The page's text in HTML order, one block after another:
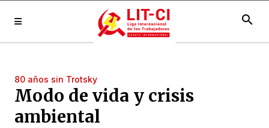
search
80 años sin Trotsky
Modo de vida y crisis
ambiental